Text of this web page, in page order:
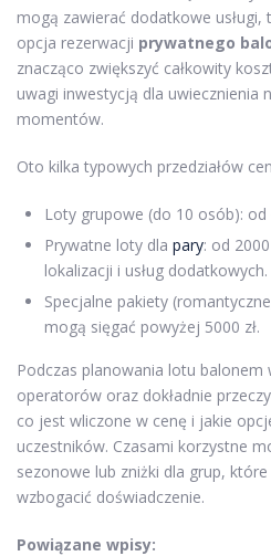
mogą zawierać dodatkowe usługi,
opcja rezerwacji prywatnego
znacząco zwiększyć całkowity
uwagi inwestycją dla uwiecznienia
momentów.
Oto kilka typowych przedziałów
Loty grupowe (do 10 osób): od
Prywatne loty dla pary: od
lokalizacji i usług dodatkowych.
Specjalne pakiety
mogą sięgać powyżej 5000 zł.
Podczas planowania lotu
operatorów oraz dokładnie
co jest wliczone w cenę i jakie
uczestników. Czasami korzystne
sezonowe lub zniżki dla grup,
wzbogacić doświadczenie.
Powiązane wpisy: